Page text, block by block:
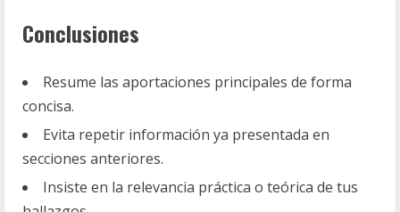
Conclusiones
Resume las aportaciones principales de forma
concisa.
Evita repetir información ya presentada en
secciones anteriores.
Insiste en la relevancia práctica o teórica de tus